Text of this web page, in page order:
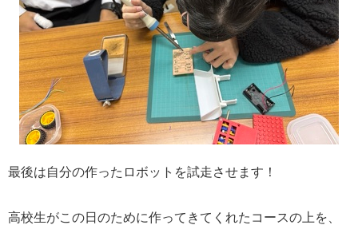
最後は自分の作ったロボットを試走させます！
高校生がこの日のために作ってきてくれたコースの上を、